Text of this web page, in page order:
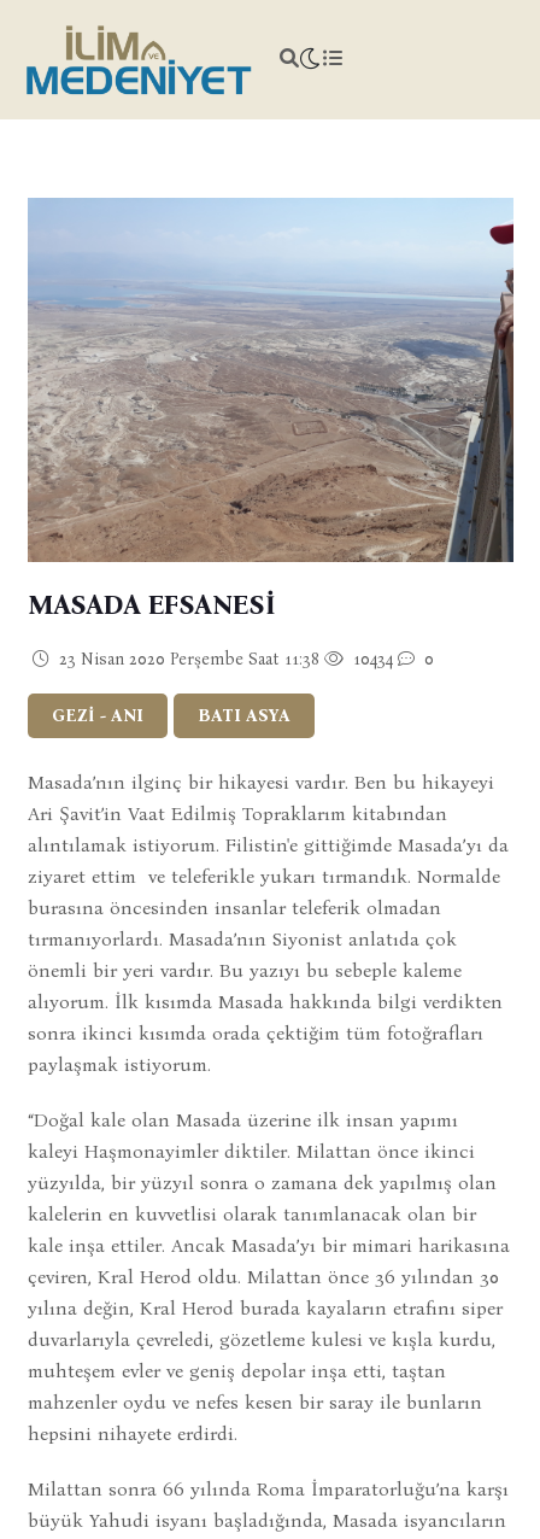
MASADA EFSANESİ
23 Nisan 2020 Perşembe Saat 11:38 10434 0
GEZİ - ANI BATI ASYA
Masada’nın ilginç bir hikayesi vardır. Ben bu hikayeyi
Ari Şavit’in Vaat Edilmiş Topraklarım kitabından
alıntılamak istiyorum. Filistin'e gittiğimde Masada’yı da
ziyaret ettim ve teleferikle yukarı tırmandık. Normalde
burasına öncesinden insanlar teleferik olmadan
tırmanıyorlardı. Masada’nın Siyonist anlatıda çok
önemli bir yeri vardır. Bu yazıyı bu sebeple kaleme
alıyorum. İlk kısımda Masada hakkında bilgi verdikten
sonra ikinci kısımda orada çektiğim tüm fotoğrafları
paylaşmak istiyorum.
“Doğal kale olan Masada üzerine ilk insan yapımı
kaleyi Haşmonayimler diktiler. Milattan önce ikinci
yüzyılda, bir yüzyıl sonra o zamana dek yapılmış olan
kalelerin en kuvvetlisi olarak tanımlanacak olan bir
kale inşa ettiler. Ancak Masada’yı bir mimari harikasına
çeviren, Kral Herod oldu. Milattan önce 36 yılından 30
yılına değin, Kral Herod burada kayaların etrafını siper
duvarlarıyla çevreledi, gözetleme kulesi ve kışla kurdu,
muhteşem evler ve geniş depolar inşa etti, taştan
mahzenler oydu ve nefes kesen bir saray ile bunların
hepsini nihayete erdirdi.
Milattan sonra 66 yılında Roma İmparatorluğu’na karşı
büyük Yahudi isyanı başladığında, Masada isyancıların